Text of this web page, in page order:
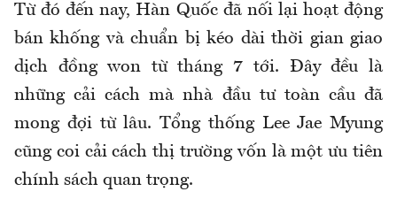
Từ đó đến nay, Hàn Quốc đã nối lại hoạt động
bán khống và chuẩn bị kéo dài thời gian giao
dịch đồng won từ tháng 7 tới. Đây đều là
những cải cách mà nhà đầu tư toàn cầu đã
mong đợi từ lâu. Tổng thống Lee Jae Myung
cũng coi cải cách thị trường vốn là một ưu tiên
chính sách quan trọng.